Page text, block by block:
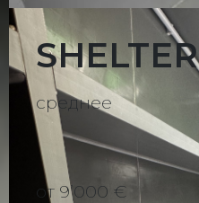
SHELTER
среднее
от 9ʼ000 €